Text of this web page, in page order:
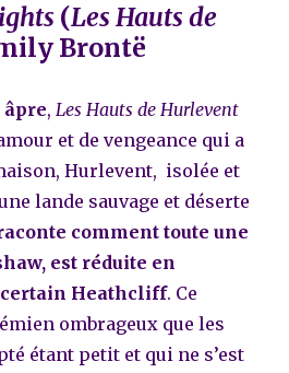
(Les Hauts de
Brontë
âpre,Les Hauts de Hurlevent
et de vengeance qui a
Hurlevent, isolée et
lande sauvage et déserte
comment toute une
est réduite en
certain Heathcliff. Ce
ombrageux que les
étant petit et qui ne s’est